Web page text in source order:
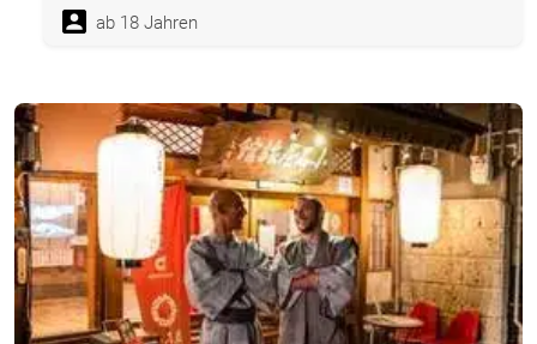
ab 18 Jahren